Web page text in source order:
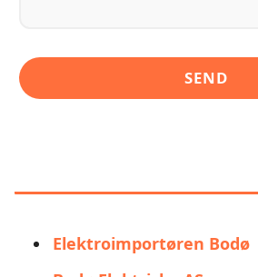
Elektroimportøren Bodø